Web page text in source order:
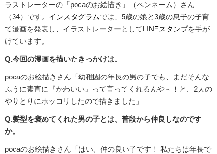
ラストレーターの「pocaのお絵描き」（ペンネーム）さん
（34）です。 インスタグラムでは、5歳の娘と3歳の息子の子育
て漫画を発表し、イラストレーターとしてLINEスタンプを手が
けています。
Q.今回の漫画を描いたきっかけは。
pocaのお絵描きさん「幼稚園の年長の男の子でも、まだそんな
ふうに素直に『かわいい』って言ってくれるんや～！と、2人の
やりとりにホッコリしたので描きました」
Q.髪型を褒めてくれた男の子とは、普段から仲良しなのです
か。
pocaのお絵描きさん「はい、仲の良い子です！ 私たちは年長で